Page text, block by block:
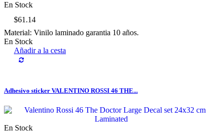
En Stock
$61.14
Material: Vinilo laminado garantia 10 años.
En Stock
Añadir a la cesta
Adhesivo sticker VALENTINO ROSSI 46 THE...
En Stock